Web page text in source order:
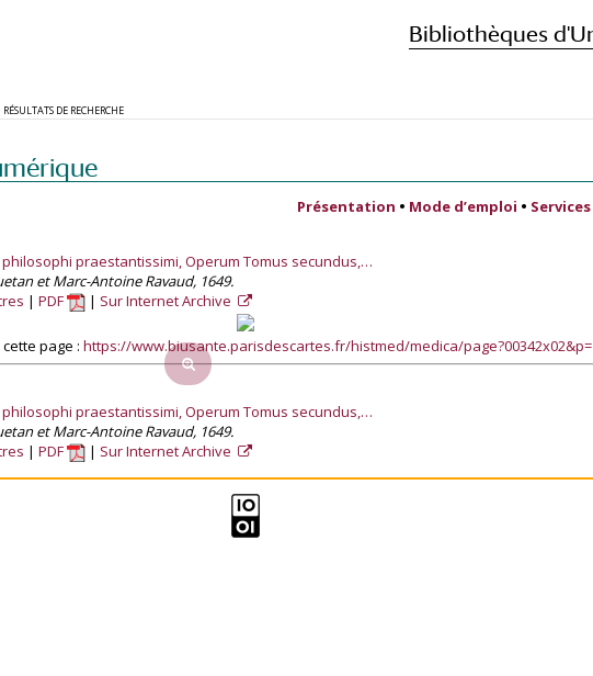
Bibliothèques
RÉSULTATS DE RECHERCHE
Présentation • Mode d’emploi •
philosophi praestantissimi, Operum Tomus secundus,…
et Marc-Antoine Ravaud, 1649.
PDF Sur Internet Archive
page : https://www.biusante.parisdescartes.fr/histmed/medica/
philosophi praestantissimi, Operum Tomus secundus,…
et Marc-Antoine Ravaud, 1649.
PDF Sur Internet Archive